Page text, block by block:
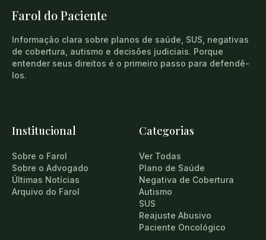
Farol do Paciente
Informação clara sobre planos de saúde, SUS, negativas
de cobertura, autismo e decisões judiciais. Porque
entender seus direitos é o primeiro passo para defendê-
los.
Institucional
Sobre o Farol
Sobre o Advogado
Últimas Notícias
Arquivo do Farol
Categorias
Ver Todas
Plano de Saúde
Negativa de Cobertura
Autismo
SUS
Reajuste Abusivo
Paciente Oncológico